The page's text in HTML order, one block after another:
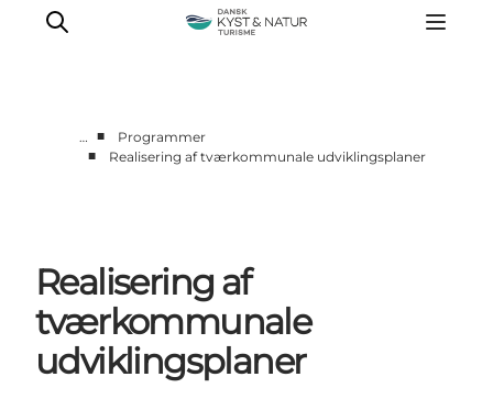
Om os
Kontakt
… ■
Programmer
■
Realisering af tværkommunale udviklingsplaner
Realisering af
tværkommunale
udviklingsplaner